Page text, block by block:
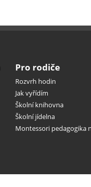
Pro rodiče
Rozvrh hodin
Jak vyřídím
Školní knihovna
Školní jídelna
Montessori pedagogika